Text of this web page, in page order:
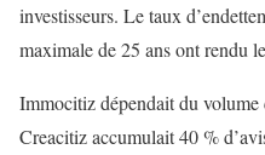
investisseurs. Le taux
maximale de 25 ans ont rendu
Immocitiz dépendait du
Creacitiz accumulait 40 %